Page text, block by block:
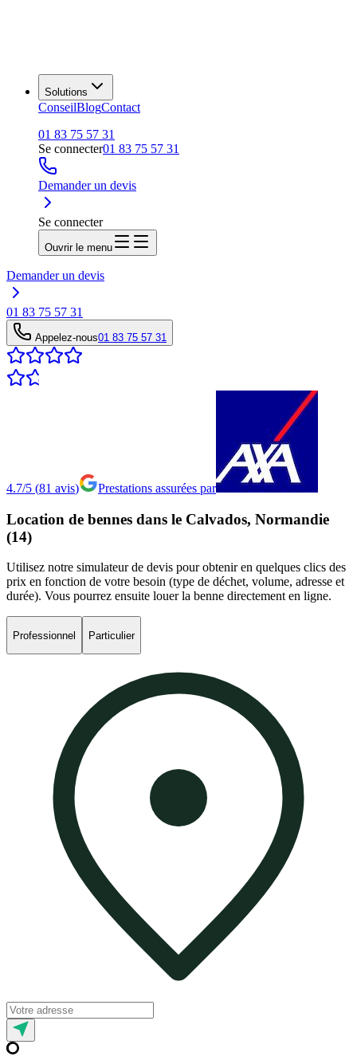
Solutions
ConseilBlogContact
01 83 75 57 31
Se connecter01 83 75 57 31
Demander un devis
Se connecter
Ouvrir le menu
Demander un devis
01 83 75 57 31
Appelez-nous01 83 75 57 31
4.7/5 (81 avis) Prestations assurées par
Location de bennes dans le Calvados, Normandie
(14)
Utilisez notre simulateur de devis pour obtenir en quelques clics des
prix en fonction de votre besoin (type de déchet, volume, adresse et
durée). Vous pourrez ensuite louer la benne directement en ligne.
Professionnel Particulier